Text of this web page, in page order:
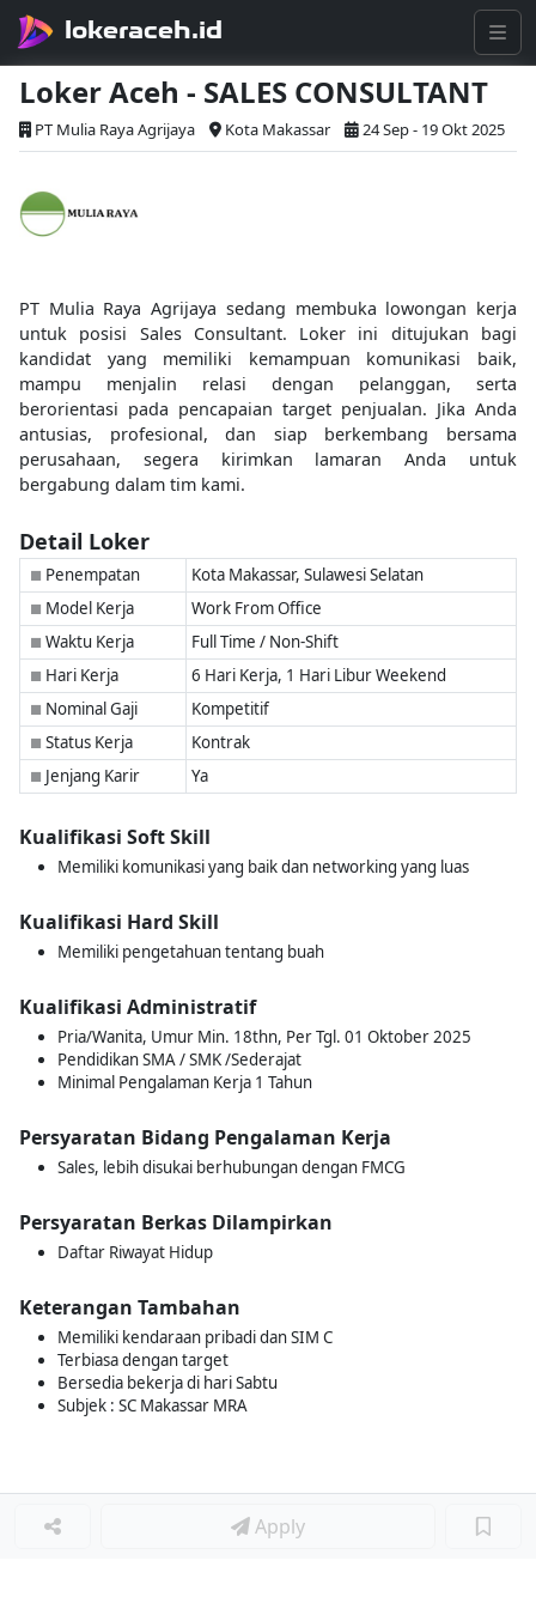
lokeraceh.id
Loker Aceh - SALES CONSULTANT
PT Mulia Raya Agrijaya Kota Makassar 24 Sep - 19 Okt 2025
PT Mulia Raya Agrijaya sedang membuka lowongan kerja
untuk posisi Sales Consultant. Loker ini ditujukan bagi
kandidat yang memiliki kemampuan komunikasi baik,
mampu menjalin relasi dengan pelanggan, serta
berorientasi pada pencapaian target penjualan. Jika Anda
antusias, profesional, dan siap berkembang bersama
perusahaan, segera kirimkan lamaran Anda untuk
bergabung dalam tim kami.
Detail Loker
■ Penempatan Kota Makassar, Sulawesi Selatan
■ Model Kerja Work From Office
■ Waktu Kerja Full Time / Non-Shift
■ Hari Kerja 6 Hari Kerja, 1 Hari Libur Weekend
■ Nominal Gaji Kompetitif
■ Status Kerja Kontrak
■ Jenjang Karir Ya
Kualifikasi Soft Skill
Memiliki komunikasi yang baik dan networking yang luas
Kualifikasi Hard Skill
Memiliki pengetahuan tentang buah
Kualifikasi Administratif
Pria/Wanita, Umur Min. 18thn, Per Tgl. 01 Oktober 2025
Pendidikan SMA / SMK /Sederajat
Minimal Pengalaman Kerja 1 Tahun
Persyaratan Bidang Pengalaman Kerja
Sales, lebih disukai berhubungan dengan FMCG
Persyaratan Berkas Dilampirkan
Daftar Riwayat Hidup
Keterangan Tambahan
Memiliki kendaraan pribadi dan SIM C
Terbiasa dengan target
Bersedia bekerja di hari Sabtu
Subjek : SC Makassar MRA
Apply